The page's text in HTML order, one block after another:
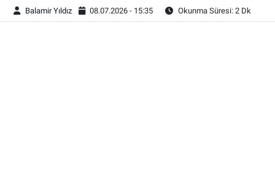
Balamir Yıldız 08.07.2026 - 15:35 Okunma Süresi: 2 Dk